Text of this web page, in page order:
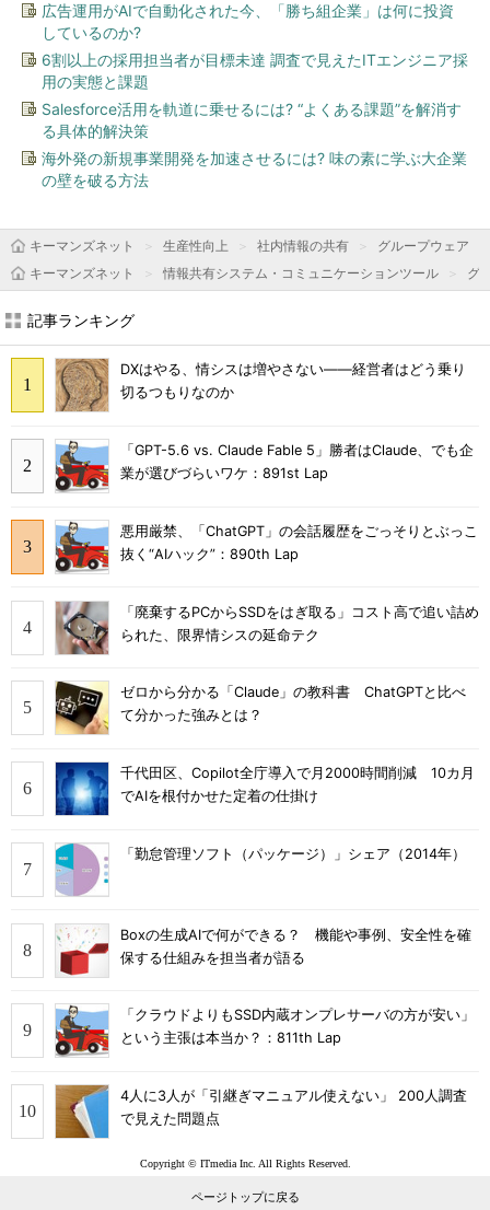
広告運用がAIで自動化された今、「勝ち組企業」は何に投資
しているのか?
6割以上の採用担当者が目標未達 調査で見えたITエンジニア採
用の実態と課題
Salesforce活用を軌道に乗せるには? “よくある課題”を解消す
る具体的解決策
海外発の新規事業開発を加速させるには? 味の素に学ぶ大企業
の壁を破る方法
キーマンズネット 生産性向上 社内情報の共有
グループウェア
キーマンズネット
情報共有システム・コミュニケーションツール グ
記事ランキング
DXはやる、情シスは増やさない――経営者はどう乗り
切るつもりなのか
「GPT-5.6 vs. Claude Fable 5」勝者はClaude、でも企
業が選びづらいワケ：891st Lap
悪用厳禁、「ChatGPT」の会話履歴をごっそりとぶっこ
抜く“AIハック”：890th Lap
「廃棄するPCからSSDをはぎ取る」コスト高で追い詰め
られた、限界情シスの延命テク
ゼロから分かる「Claude」の教科書 ChatGPTと比べ
て分かった強みとは？
千代田区、Copilot全庁導入で月2000時間削減 10カ月
でAIを根付かせた定着の仕掛け
「勤怠管理ソフト（パッケージ）」シェア（2014年）
Boxの生成AIで何ができる？ 機能や事例、安全性を確
保する仕組みを担当者が語る
「クラウドよりもSSD内蔵オンプレサーバの方が安い」
という主張は本当か？：811th Lap
4人に3人が「引継ぎマニュアル使えない」 200人調査
で見えた問題点
Copyright © ITmedia Inc. All Rights Reserved.
ページトップに戻る